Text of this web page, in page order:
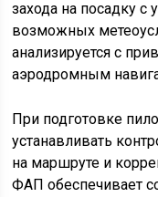
захода на посадку
возможных
анализируется с
аэродромным
При подготовке
устанавливать
на маршруте и
ФАП обеспечивает